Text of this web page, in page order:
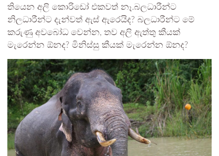
තියෙන අලි කොරිඩෝ එකවත් නෑ.බලධාරීන්ට
නිලධාරීන්ට දැන්වත් ඇස් ඇරෙයිද? බලධාරීන්ට මේ
කරුණු අවබෝධ වෙන්න, තව අලි ඇත්තු කීයක්
මැරෙන්න ඕනද? මිනිස්සු කීයක් මැරෙන්න ඕනද?